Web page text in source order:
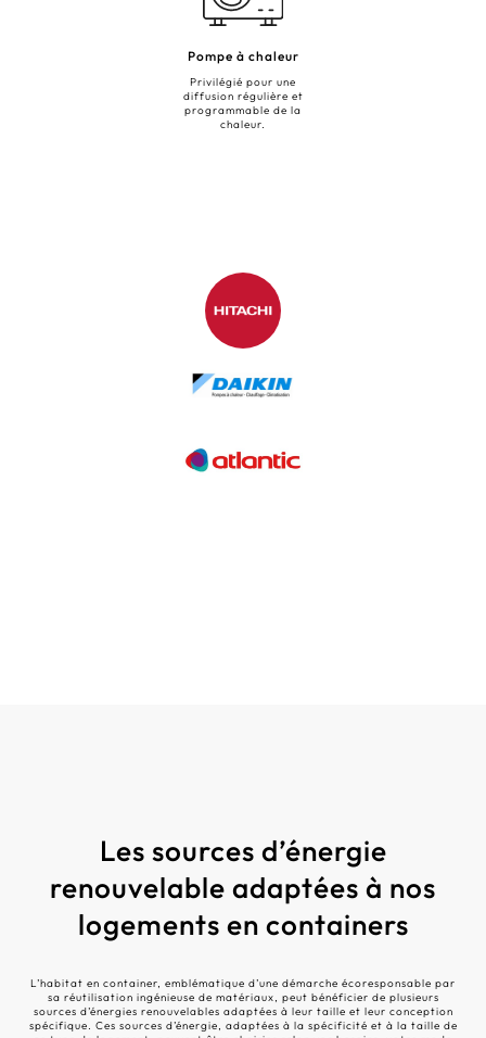
Pompe à chaleur
Privilégié pour une
diffusion régulière et
programmable de la
chaleur.
Les sources d’énergie
renouvelable adaptées à nos
logements en containers
L’habitat en container, emblématique d’une démarche écoresponsable par
sa réutilisation ingénieuse de matériaux, peut bénéficier de plusieurs
sources d’énergies renouvelables adaptées à leur taille et leur conception
spécifique. Ces sources d’énergie, adaptées à la spécificité et à la taille de